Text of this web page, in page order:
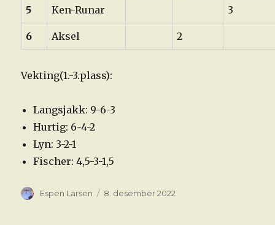
5 Ken-Runar 3
6 Aksel 2
Vekting(1.-3.plass):
Langsjakk: 9-6-3
Hurtig: 6-4-2
Lyn: 3-2-1
Fischer: 4,5-3-1,5
Forfatter
Espen Larsen Publisert
8. desember 2022